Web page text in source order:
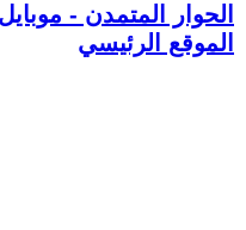
الحوار المتمدن - موبايل
الموقع الرئيسي